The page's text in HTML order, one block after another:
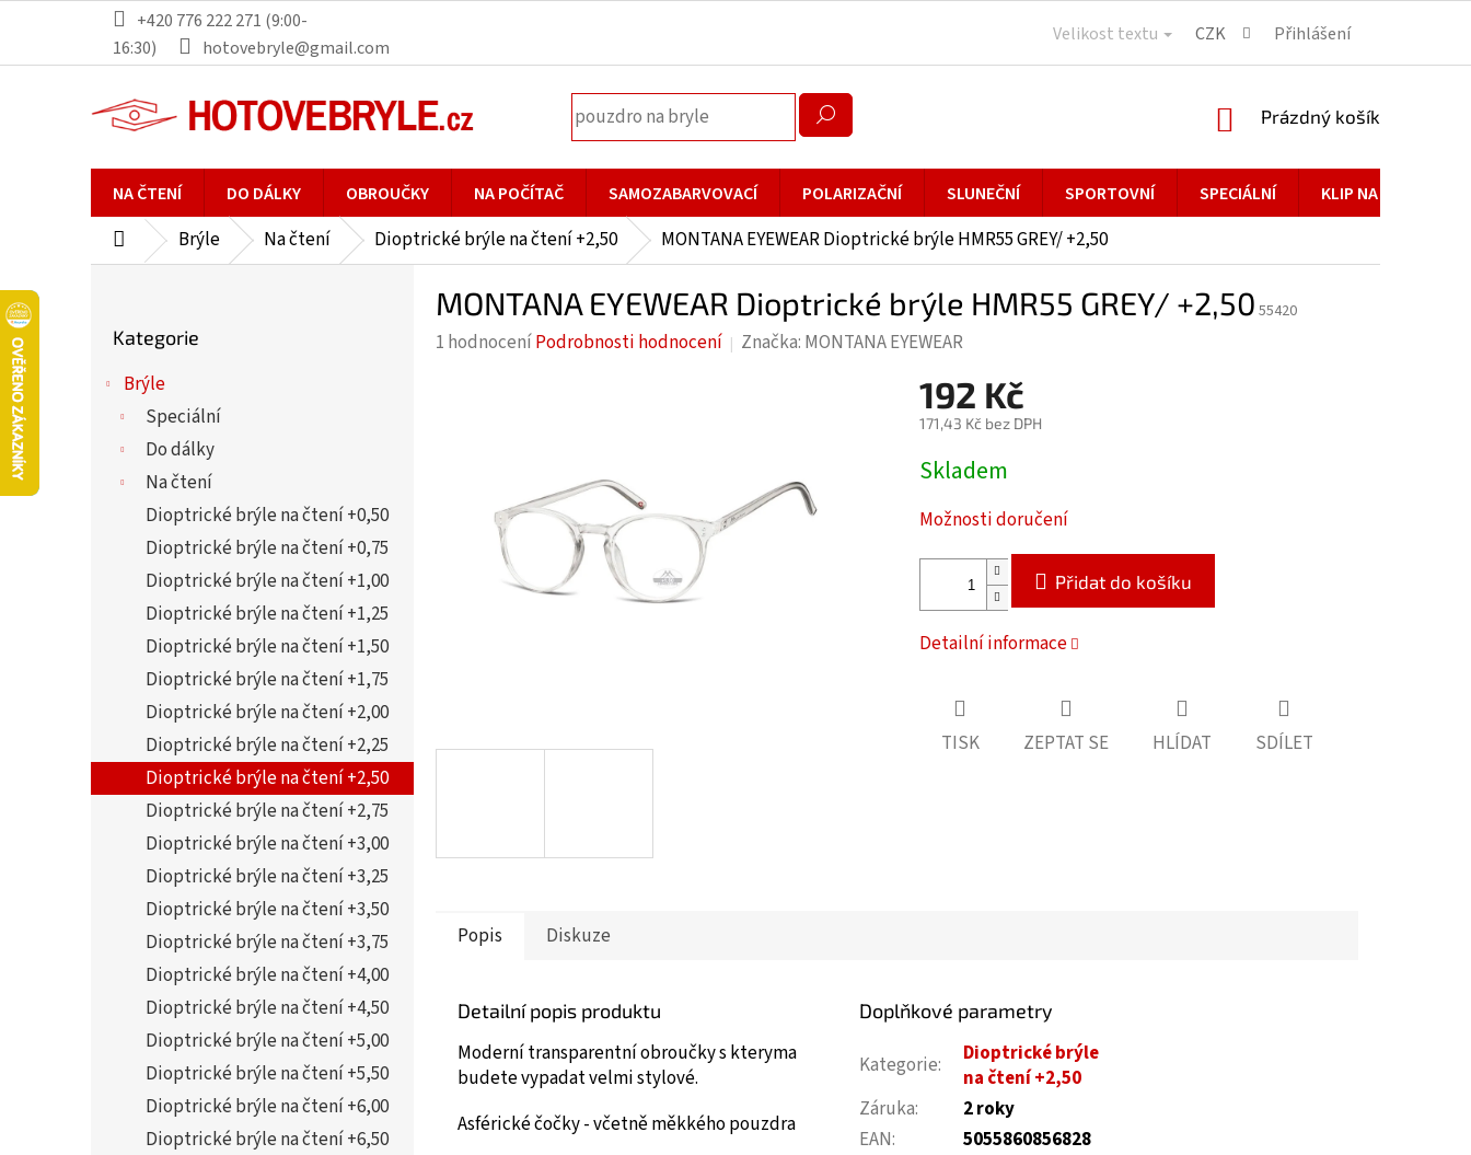
obsah
+420 776 222 271 (9:00-
16:30)
hotovebryle@gmail.com
Velikost textu CZK Přihlášení
NÁKUPNÍ
Prázdný košík
NA ČTENÍ DO DÁLKY OBROUČKY NA POČÍTAČ SAMOZABARVOVACÍ POLARIZAČNÍ SLUNEČNÍ SPORTOVNÍ SPECIÁLNÍ KLIP NA BRÝLE
DomůBrýle Na čtení Dioptrické brýle na čtení +2,50 MONTANA EYEWEAR Dioptrické brýle HMR55 GREY/ +2,50
kategorie
Kategorie
Brýle
Speciální
Do dálky
Na čtení
Dioptrické brýle na čtení +0,50
Dioptrické brýle na čtení +0,75
Dioptrické brýle na čtení +1,00
Dioptrické brýle na čtení +1,25
Dioptrické brýle na čtení +1,50
Dioptrické brýle na čtení +1,75
Dioptrické brýle na čtení +2,00
Dioptrické brýle na čtení +2,25
Dioptrické brýle na čtení +2,50
Dioptrické brýle na čtení +2,75
Dioptrické brýle na čtení +3,00
Dioptrické brýle na čtení +3,25
Dioptrické brýle na čtení +3,50
Dioptrické brýle na čtení +3,75
Dioptrické brýle na čtení +4,00
Dioptrické brýle na čtení +4,50
Dioptrické brýle na čtení +5,00
Dioptrické brýle na čtení +5,50
Dioptrické brýle na čtení +6,00
Dioptrické brýle na čtení +6,50
MONTANA EYEWEAR Dioptrické brýle HMR55 GREY/ +2,50 55420
Průměrné
hvězdiček.
1 hodnoceníPodrobnosti hodnocení Značka: MONTANA EYEWEAR
192 Kč
171,43 Kč bez DPH
Měrná
cena:
Skladem
Možnosti doručení
Přidat do košíku
Detailní informace
TISK ZEPTAT SE HLÍDAT SDÍLET
Popis Diskuze
Detailní popis produktu
Moderní transparentní obroučky s kteryma
budete vypadat velmi stylové.
Asférické čočky - včetně měkkého pouzdra
Doplňkové parametry
Kategorie:
Dioptrické brýle
na čtení +2,50
Záruka:
2 roky
EAN: 5055860856828